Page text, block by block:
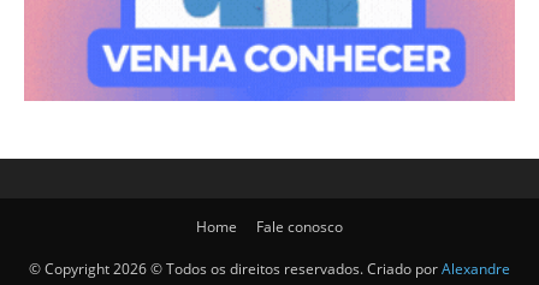
Home Fale conosco
© Copyright 2026 © Todos os direitos reservados. Criado porAlexandre